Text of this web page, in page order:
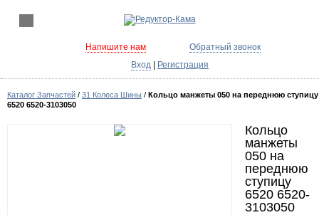
Напишите нам
Обратный звонок
Вход
Регистрация
Каталог Запчастей / 31 Колеса Шины / Кольцо манжеты 050 на переднюю ступицу
6520 6520-3103050
Кольцо
манжеты
050 на
переднюю
ступицу
6520 6520-
3103050